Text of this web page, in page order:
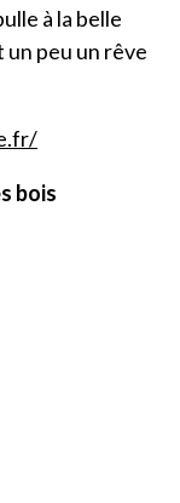
à la belle
un peu un rêve
bois